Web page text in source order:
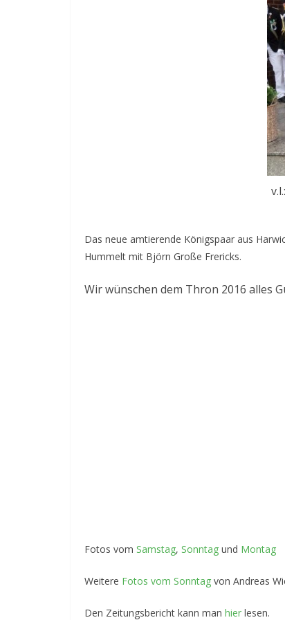
Das neue amtierende Königspaar aus
Hummelt mit Björn Große Frericks.
Wir wünschen dem Thron 2016 alles
Fotos vom Samstag, Sonntag und Montag
Weitere Fotos vom Sonntag von Andreas
Den Zeitungsbericht kann man hier lesen.